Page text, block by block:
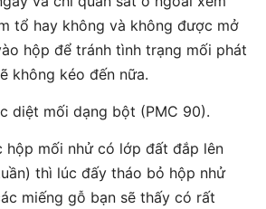
tổ hay không và không được mở
hộp để tránh tình trạng mối phát
không kéo đến nữa.
diệt mối dạng bột (PMC 90).
hộp mối nhử có lớp đất đắp lên
thì lúc đấy tháo bỏ hộp nhử
miếng gỗ bạn sẽ thấy có rất